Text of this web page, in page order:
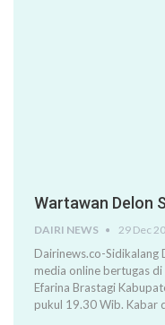
Wartawan Delon
DAIRI NEWS 29 Dec
Dairinews.co-Sidikalang
media online bertugas
Efarina Brastagi
pukul 19.30 Wib. Kabar